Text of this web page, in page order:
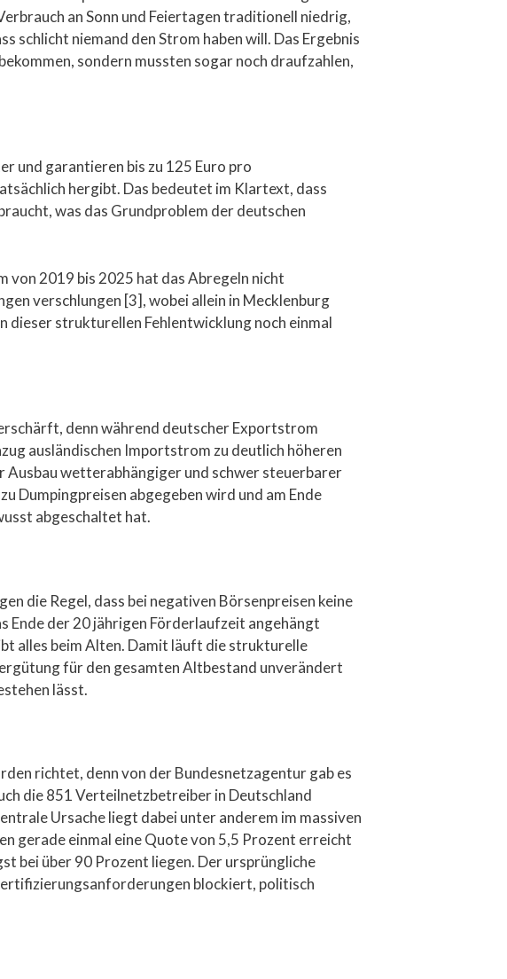
an Sonn und Feiertagen traditionell niedrig,
schlicht niemand den Strom haben will. Das Ergebnis
sondern mussten sogar noch draufzahlen,
und garantieren bis zu 125 Euro pro
hergibt. Das bedeutet im Klartext, dass
was das Grundproblem der deutschen
von 2019 bis 2025 hat das Abregeln nicht
verschlungen [3], wobei allein in Mecklenburg
dieser strukturellen Fehlentwicklung noch einmal
denn während deutscher Exportstrom
ausländischen Importstrom zu deutlich höheren
wetterabhängiger und schwer steuerbarer
Dumpingpreisen abgegeben wird und am Ende
abgeschaltet hat.
die Regel, dass bei negativen Börsenpreisen keine
Ende der 20 jährigen Förderlaufzeit angehängt
alles beim Alten. Damit läuft die strukturelle
für den gesamten Altbestand unverändert
lässt.
richtet, denn von der Bundesnetzagentur gab es
die 851 Verteilnetzbetreiber in Deutschland
Ursache liegt dabei unter anderem im massiven
gerade einmal eine Quote von 5,5 Prozent erreicht
bei über 90 Prozent liegen. Der ursprüngliche
blockiert, politisch